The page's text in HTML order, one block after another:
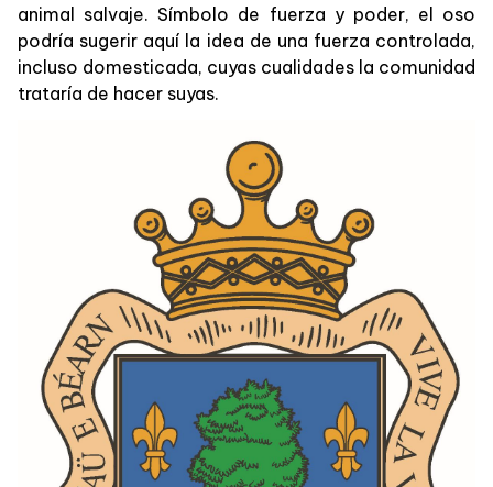
animal salvaje. Símbolo de fuerza y poder, el oso
podría sugerir aquí la idea de una fuerza controlada,
incluso domesticada, cuyas cualidades la comunidad
trataría de hacer suyas.